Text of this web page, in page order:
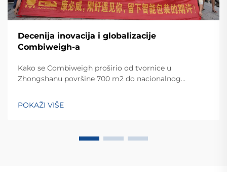
Decenija inovacija i globalizacije
Combiweigh-a
Kako se Combiweigh proširio od tvornice u
Zhongshanu površine 700 m2 do nacionalnog
zemalja. Otkrijte njihova inteligentna rješenja za
tehtanjezažali globalnu konsultaciju OEM/ODM-a još
POKAŽI VIŠE